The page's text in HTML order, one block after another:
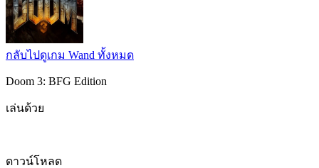
กลับไปดูเกม Wand ทั้งหมด
Doom 3: BFG Edition
เล่นด้วย
ดาวน์โหลด